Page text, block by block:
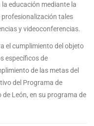
educación mediante la
tales
y videoconferencias.
el cumplimiento del objeto
específicos de
de las metas del
del Programa de
León, en su programa de